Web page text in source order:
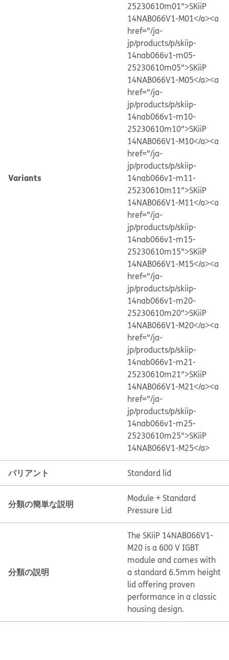
Variants
25230610m01">SKiiP
14NAB066V1-M01</a><a
href="/ja-
jp/products/p/skiip-
14nab066v1-m05-
25230610m05">SKiiP
14NAB066V1-M05</a><a
href="/ja-
jp/products/p/skiip-
14nab066v1-m10-
25230610m10">SKiiP
14NAB066V1-M10</a><a
href="/ja-
jp/products/p/skiip-
14nab066v1-m11-
25230610m11">SKiiP
14NAB066V1-M11</a><a
href="/ja-
jp/products/p/skiip-
14nab066v1-m15-
25230610m15">SKiiP
14NAB066V1-M15</a><a
href="/ja-
jp/products/p/skiip-
14nab066v1-m20-
25230610m20">SKiiP
14NAB066V1-M20</a><a
href="/ja-
jp/products/p/skiip-
14nab066v1-m21-
25230610m21">SKiiP
14NAB066V1-M21</a><a
href="/ja-
jp/products/p/skiip-
14nab066v1-m25-
25230610m25">SKiiP
14NAB066V1-M25</a>
バリアント Standard lid
分類の簡単な説明
Module + Standard
Pressure Lid
分類の説明
The SKiiP 14NAB066V1-
M20 is a 600 V IGBT
module and comes with
a standard 6.5mm height
lid offering proven
performance in a classic
housing design.